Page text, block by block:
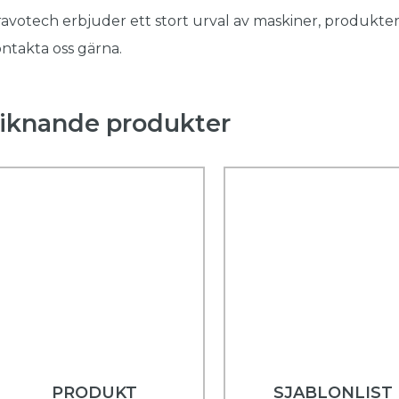
erbjuder ett stort urval av maskiner,
oss gärna.
produkter
PRODUKT SJABLONLIST